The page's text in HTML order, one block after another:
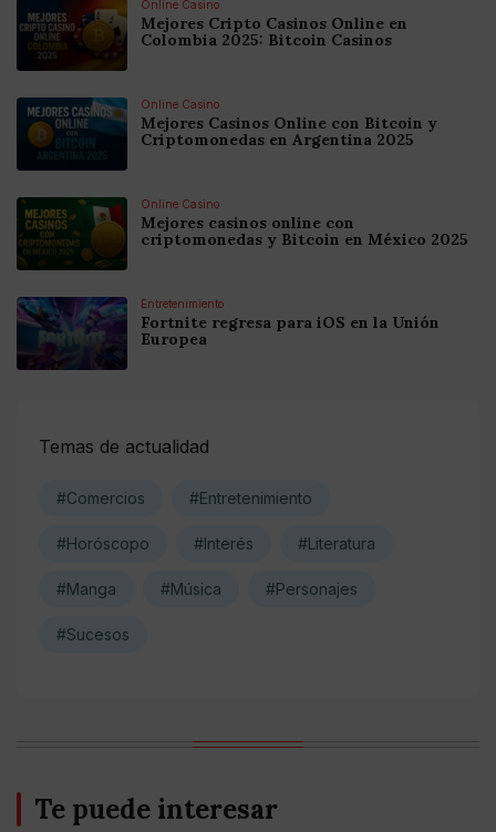
Online Casino
Mejores Cripto Casinos Online en
Colombia 2025: Bitcoin Casinos
Online Casino
Mejores Casinos Online con Bitcoin y
Criptomonedas en Argentina 2025
Online Casino
Mejores casinos online con
criptomonedas y Bitcoin en México 2025
Entretenimiento
Fortnite regresa para iOS en la Unión
Europea
Temas de actualidad
#Comercios #Entretenimiento
#Horóscopo #Interés #Literatura
#Manga #Música #Personajes
#Sucesos
Te puede interesar